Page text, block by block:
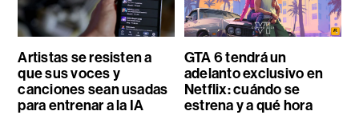
Artistas se resisten a
que sus voces y
canciones sean usadas
para entrenar a la IA
GTA 6 tendrá un
adelanto exclusivo en
Netflix: cuándo se
estrena y a qué hora